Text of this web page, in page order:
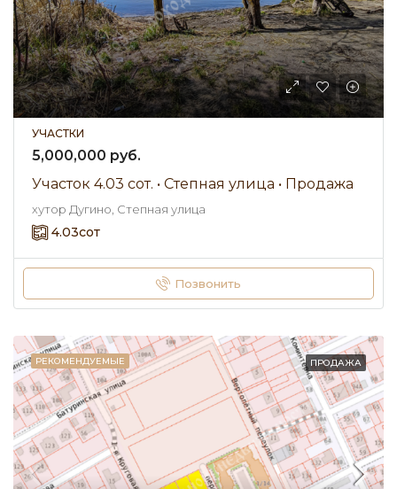
УЧАСТКИ
5,000,000 руб.
Участок 4.03 сот. • Степная улица • Продажа
хутор Дугино, Степная улица
4.03сот
Позвонить
РЕКОМЕНДУЕМЫЕ ПРОДАЖА